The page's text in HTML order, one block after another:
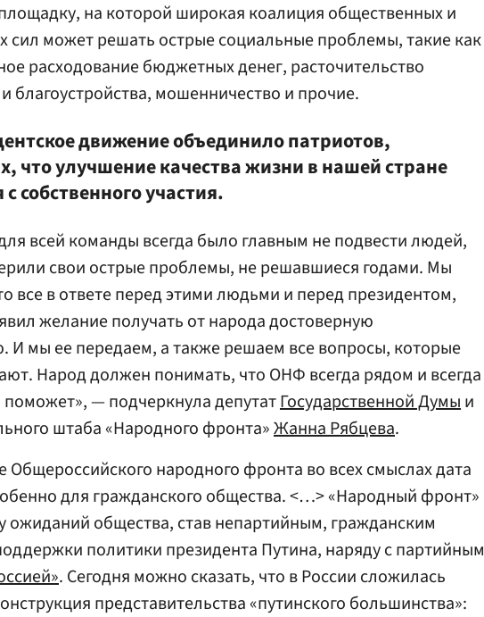
на которой широкая коалиция общественных и
сил может решать острые социальные проблемы, такие как
расходование бюджетных денег, расточительство
благоустройства, мошенничество и прочие.
движение объединило патриотов,
что улучшение качества жизни в нашей стране
собственного участия.
всей команды всегда было главным не подвести людей,
свои острые проблемы, не решавшиеся годами. Мы
все в ответе перед этими людьми и перед президентом,
желание получать от народа достоверную
мы ее передаем, а также решаем все вопросы, которые
Народ должен понимать, что ОНФ всегда рядом и всегда
— подчеркнула депутатГосударственной Думыи
штаба «Народного фронта»Жанна Рябцева.
Общероссийского народного фронта во всех смыслах дата
для гражданского общества. <…> «Народный фронт»
ожиданий общества, став непартийным, гражданским
политики президента Путина, наряду с партийным
. Сегодня можно сказать, что в России сложилась
представительства «путинского большинства»: